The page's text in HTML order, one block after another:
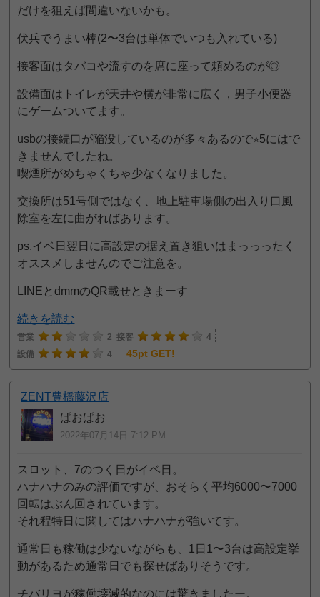
だけを狙えば間違いないかも。
伏兵でうまい棒(2〜3台は単体でいつも入れている)
接客面はタバコや流すのを席に座って頼めるのが◎
設備面はトイレが天井や横が非常に広く，男子小便器
にゲームついてます。
usbの接続口が陥没しているのが多々あるので⭐︎5にはで
きませんでしたね。
喫煙所がめちゃくちゃ少なくなりました。
交換所は51号側ではなく、地上駐車場側の出入り口風
除室を左に曲がればあります。
ps.イベ日翌日に高設定の据え置き狙いはまっっったく
オススメしませんのでご注意を。
LINEとdmmのQR載せときまーす
続きを読む
営業 2 接客
4
設備
4 45pt GET!
ZENT豊橋藤沢店
ぱおぱお
2022年07月14日 7:12 PM
スロット、7のつく日がイベ日。
ハナハナのみの評価ですが、おそらく平均6000〜7000
回転はぶん回されています。
それ程特日に関してはハナハナが強いてす。
通常日も稼働は少ないながらも、1日1〜3台は高設定挙
動があるため通常日でも探せばありそうです。
チバリヨが稼働壊滅的なのには驚きましたー。